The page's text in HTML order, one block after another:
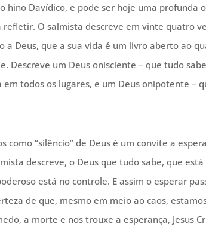
hino Davídico, e pode ser hoje uma profunda
O salmista descreve em vinte quatro
a Deus, que a sua vida é um livro aberto ao
Descreve um Deus onisciente – que tudo
todos os lugares, e um Deus onipotente –
como “silêncio” de Deus é um convite a
descreve, o Deus que tudo sabe, que
está no controle. E assim o esperar
de que, mesmo em meio ao caos,
a morte e nos trouxe a esperança, Jesus